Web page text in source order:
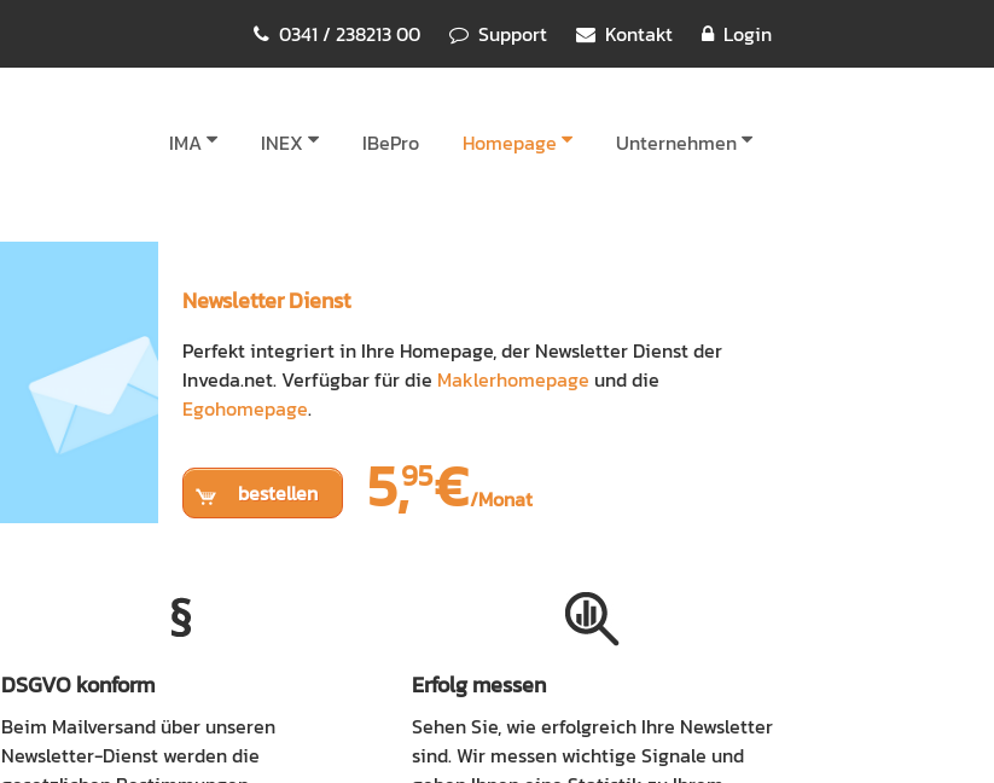
0341 / 238213 00 Support Kontakt Login
IMA INEX IBePro Homepage Unternehmen
Newsletter Dienst
Perfekt integriert in Ihre Homepage, der Newsletter Dienst der
Inveda.net. Verfügbar für die Maklerhomepage und die
Egohomepage.
bestellen 5,95€/Monat
DSGVO konform
Beim Mailversand über unseren
Newsletter-Dienst werden die
Erfolg messen
Sehen Sie, wie erfolgreich Ihre Newsletter
sind. Wir messen wichtige Signale und